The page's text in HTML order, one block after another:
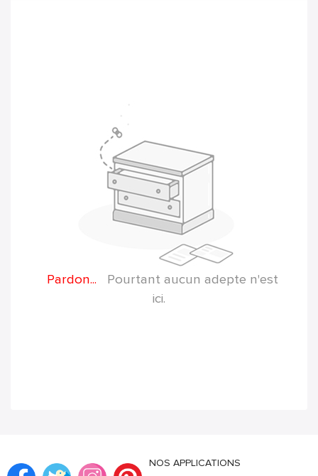
Pardon...
Pourtant aucun adepte n'est
ici.
NOS APPLICATIONS